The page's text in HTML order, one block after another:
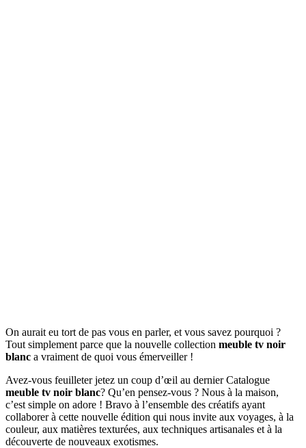
On aurait eu tort de pas vous en parler, et vous savez pourquoi ?
Tout simplement parce que la nouvelle collection meuble tv noir
blanc a vraiment de quoi vous émerveiller !
Avez-vous feuilleter jetez un coup d’œil au dernier Catalogue
meuble tv noir blanc? Qu’en pensez-vous ? Nous à la maison,
c’est simple on adore ! Bravo à l’ensemble des créatifs ayant
collaborer à cette nouvelle édition qui nous invite aux voyages, à la
couleur, aux matières texturées, aux techniques artisanales et à la
découverte de nouveaux exotismes.